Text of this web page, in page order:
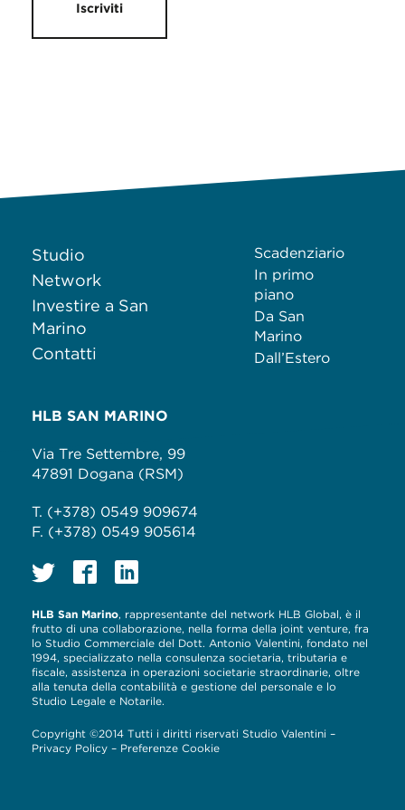
Iscriviti
Studio
Network
Investire a San
Marino
Contatti
Scadenziario
In primo
piano
Da San
Marino
Dall’Estero
HLB SAN MARINO
Via Tre Settembre, 99
47891 Dogana (RSM)
T. (+378) 0549 909674
F. (+378) 0549 905614
HLB San Marino, rappresentante del network HLB Global, è il
frutto di una collaborazione, nella forma della joint venture, fra
lo Studio Commerciale del Dott. Antonio Valentini, fondato nel
1994, specializzato nella consulenza societaria, tributaria e
fiscale, assistenza in operazioni societarie straordinarie, oltre
alla tenuta della contabilità e gestione del personale e lo
Studio Legale e Notarile.
Copyright ©2014 Tutti i diritti riservati Studio Valentini –
Privacy Policy – Preferenze Cookie